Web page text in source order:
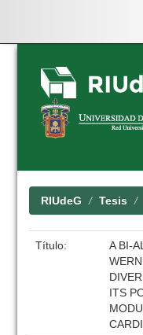
Skip
navigation
RIUdeG Tesis
Título:
A BI-
ITS